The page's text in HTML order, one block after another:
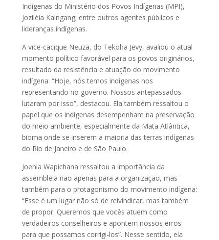
Indígenas do Ministério dos Povos Indígenas (MPI),
Joziléia Kaingang; entre outros agentes públicos e
lideranças indígenas.
A vice-cacique Neuza, do Tekoha Jevy, avaliou o atual
momento político favorável para os povos originários,
resultado da resistência e atuação do movimento
indígena: “Hoje, nós temos indígenas nos
representando no governo. Nossos antepassados
lutaram por isso”, destacou. Ela também ressaltou o
papel que os indígenas desempenham na preservação
do meio ambiente, especialmente da Mata Atlântica,
bioma onde se inserem a maioria das terras indígenas
do Rio de Janeiro e de São Paulo.
Joenia Wapichana ressaltou a importância da
assembleia não apenas para a organização, mas
também para o protagonismo do movimento indígena:
“Esse é um lugar não só de reivindicar, mas também
de propor. Queremos que vocês atuem como
verdadeiros conselheiros e apontem nossos erros
para que possamos corrigi-los”. Nesse sentido, ela